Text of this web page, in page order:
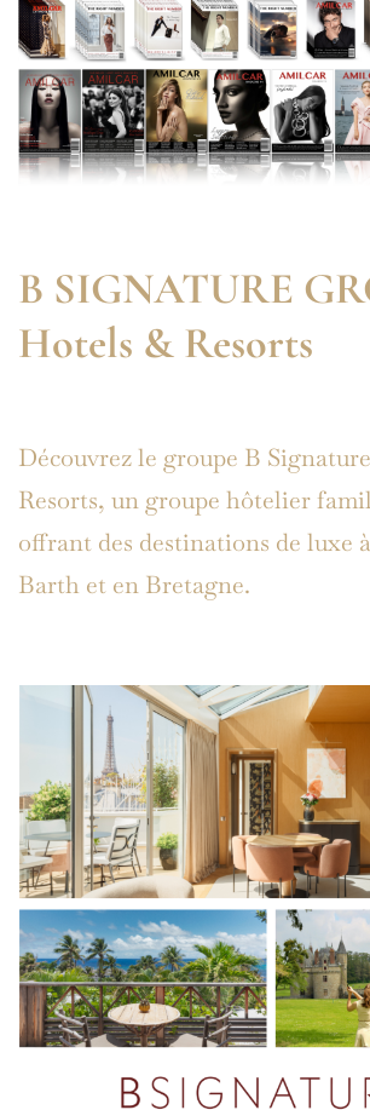
B SIGNATURE
Hotels & Resorts
Découvrez le groupe B
Resorts, un groupe hôtelier
offrant des destinations de luxe
Barth et en Bretagne.